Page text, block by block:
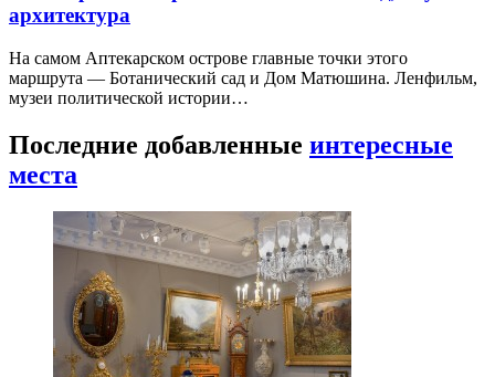
архитектура
На самом Аптекарском острове главные точки этого
маршрута — Ботанический сад и Дом Матюшина. Ленфильм,
музеи политической истории…
Последние добавленные интересные
места